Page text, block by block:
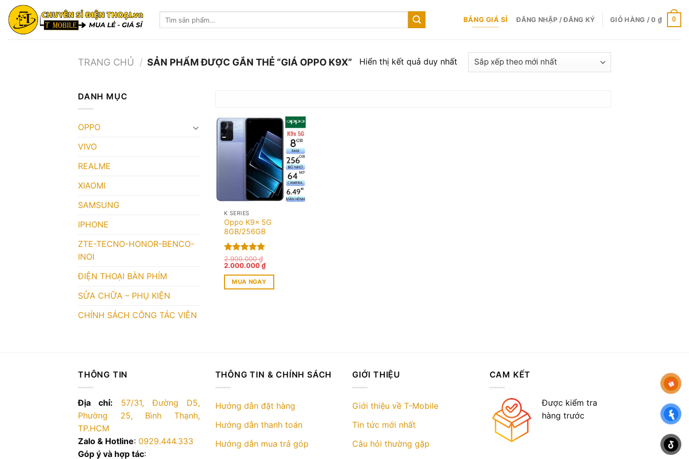
Skip
content
Tìm
BẢNG GIÁ SỈ ĐĂNG NHẬP / ĐĂNG KÝ GIỎ HÀNG /0 ₫ 0
TRANG CHỦ / SẢN PHẨM ĐƯỢC GẮN THẺ “GIÁ OPPO K9X” Hiển thị kết quả duy nhất
DANH MỤC
OPPO
VIVO
REALME
XIAOMI
SAMSUNG
IPHONE
ZTE-TECNO-HONOR-BENCO-
INOI
ĐIỆN THOẠI BÀN PHÍM
SỬA CHỮA – PHỤ KIỆN
CHÍNH SÁCH CÔNG TÁC VIÊN
K SERIES
Oppo K9x 5G
8GB/256GB
Được xếp
hạng5.00
5 sao
2.900.000₫
Giá
là:
2.900.000 ₫.
2.000.000₫Giá
hiện
tại
là:
2.000.000 ₫.
MUA NGAY
THÔNG TIN
Địa chỉ:
57/31, Đường D5,
Phường 25, Bình Thạnh,
TP.HCM
Zalo & Hotline: 0929.444.333
Góp ý và hợp tác:
THÔNG TIN & CHÍNH SÁCH
Hướng dẫn đặt hàng
Hướng dẫn thanh toán
Hướng dẫn mua trả góp
GIỚI THIỆU
Giới thiệu về T-Mobile
Tin tức mới nhất
Câu hỏi thường gặp
CAM KẾT
Được kiểm tra
hàng trước